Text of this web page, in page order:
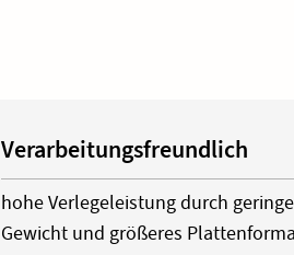
Verarbeitungsfreundlich
hohe Verlegeleistung durch
Gewicht und größeres